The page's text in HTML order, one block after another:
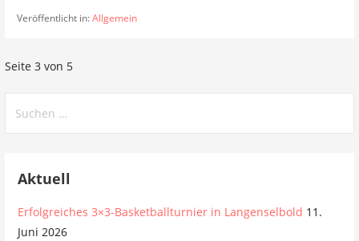
Veröffentlicht in:Allgemein
Beitrag
Navigation
Seite 3 von 5
nach:
Aktuell
Erfolgreiches 3×3-Basketballturnier in Langenselbold 11.
Juni 2026